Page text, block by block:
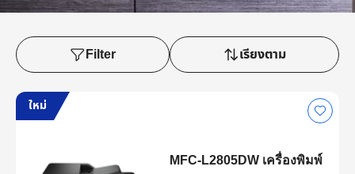
Filter เรียงตาม
ใหม่
MFC-L2805DW เครื่องพิมพ์